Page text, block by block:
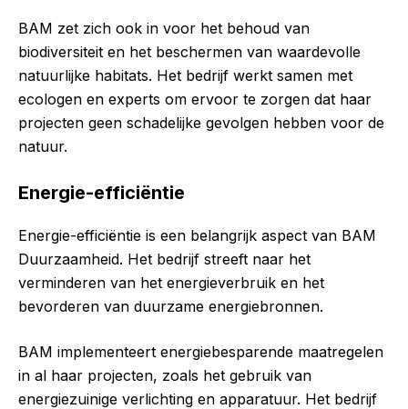
BAM zet zich ook in voor het behoud van
biodiversiteit en het beschermen van waardevolle
natuurlijke habitats. Het bedrijf werkt samen met
ecologen en experts om ervoor te zorgen dat haar
projecten geen schadelijke gevolgen hebben voor de
natuur.
Energie-efficiëntie
Energie-efficiëntie is een belangrijk aspect van BAM
Duurzaamheid. Het bedrijf streeft naar het
verminderen van het energieverbruik en het
bevorderen van duurzame energiebronnen.
BAM implementeert energiebesparende maatregelen
in al haar projecten, zoals het gebruik van
energiezuinige verlichting en apparatuur. Het bedrijf